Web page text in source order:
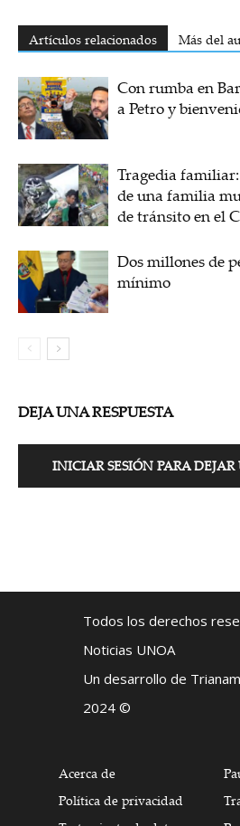
Artículos relacionados Más del
Con rumba en
a Petro y
Tragedia
de una familia
de tránsito en el
Dos millones de
mínimo
DEJA UNA RESPUESTA
INICIAR SESIÓN PARA
Todos los derechos
Noticias UNOA
Un desarrollo de
2024 ©
Acerca de
Política de privacidad